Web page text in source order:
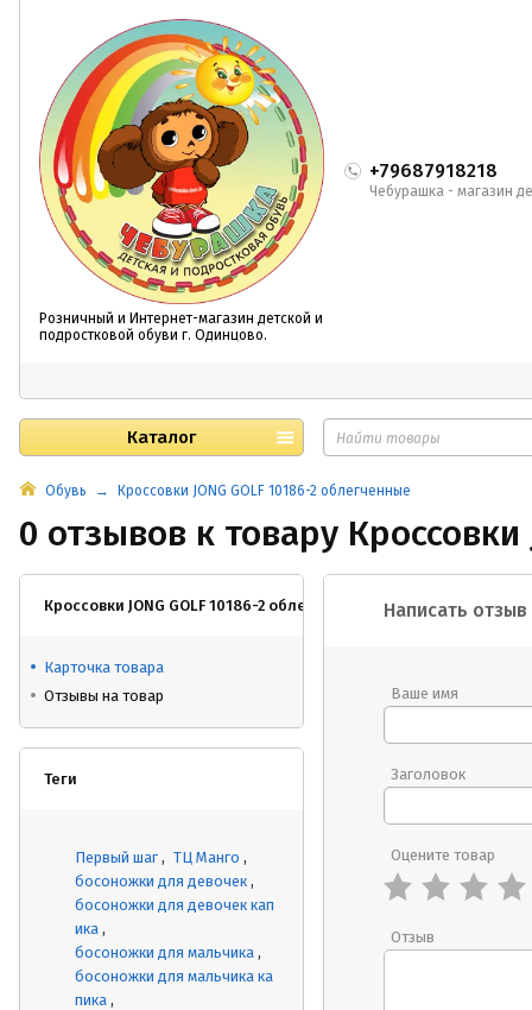
Розничный и Интернет-магазин детской и
подростковой обуви г. Одинцово.
+79687918218
Чебурашка - магазин
Каталог
Обувь Кроссовки JONG GOLF 10186-2 облегченные
0 отзывов к товару Кроссовки
Кроссовки JONG GOLF 10186-2 облегченные
Карточка товара
Отзывы на товар
Теги
Первый шаг
ТЦ Манго
босоножки для девочек
босоножки для девочек кап
ика
босоножки для мальчика
босоножки для мальчика ка
пика
Написать отзыв
Ваше имя
Заголовок
Оцените товар
Отзыв